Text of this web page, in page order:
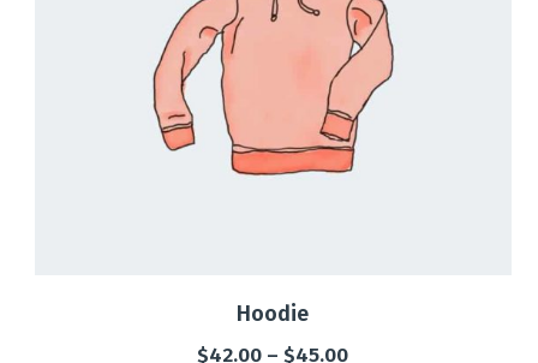
Hoodie
$42.00 –$45.00